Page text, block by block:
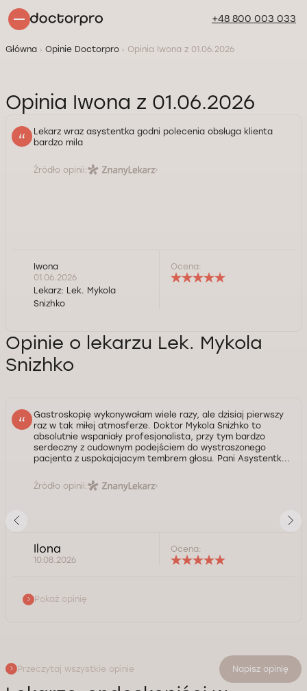
+48 800 003 033
Główna Opinie Doctorpro Opinia Iwona z 01.06.2026
Opinia Iwona z 01.06.2026
Lekarz wraz asystentka godni polecenia obsługa klienta
bardzo mila
Źródło opinii:
Iwona
01.06.2026
Lekarz: Lek. Mykola
Snizhko
Ocena:
Opinie o lekarzu Lek. Mykola
Snizhko
Gastroskopię wykonywałam wiele razy, ale dzisiaj pierwszy
raz w tak miłej atmosferze. Doktor Mykola Snizhko to
absolutnie wspaniały profesjonalista, przy tym bardzo
serdeczny z cudownym podejściem do wystraszonego
pacjenta z uspokajajacym tembrem głosu. Pani Asystentk...
Źródło opinii:
Ilona
10.08.2026
Ocena:
Pokaż opinię
Przeczytaj wszystkie opinie Napisz opinię